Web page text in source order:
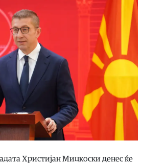
Христијан Мицкоски денес ќе